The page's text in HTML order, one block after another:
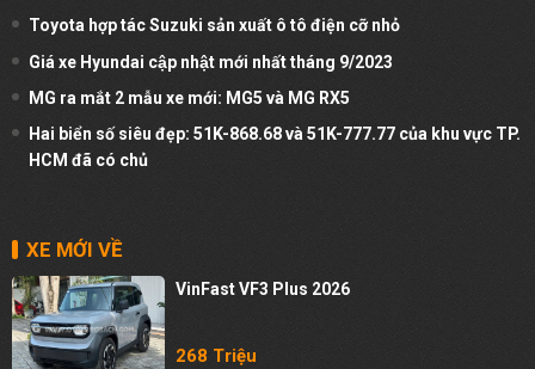
Toyota hợp tác Suzuki sản xuất ô tô điện cỡ nhỏ
Giá xe Hyundai cập nhật mới nhất tháng 9/2023
MG ra mắt 2 mẫu xe mới: MG5 và MG RX5
Hai biển số siêu đẹp: 51K-868.68 và 51K-777.77 của khu vực TP.
HCM đã có chủ
XE MỚI VỀ
VinFast VF3 Plus 2026
268 Triệu